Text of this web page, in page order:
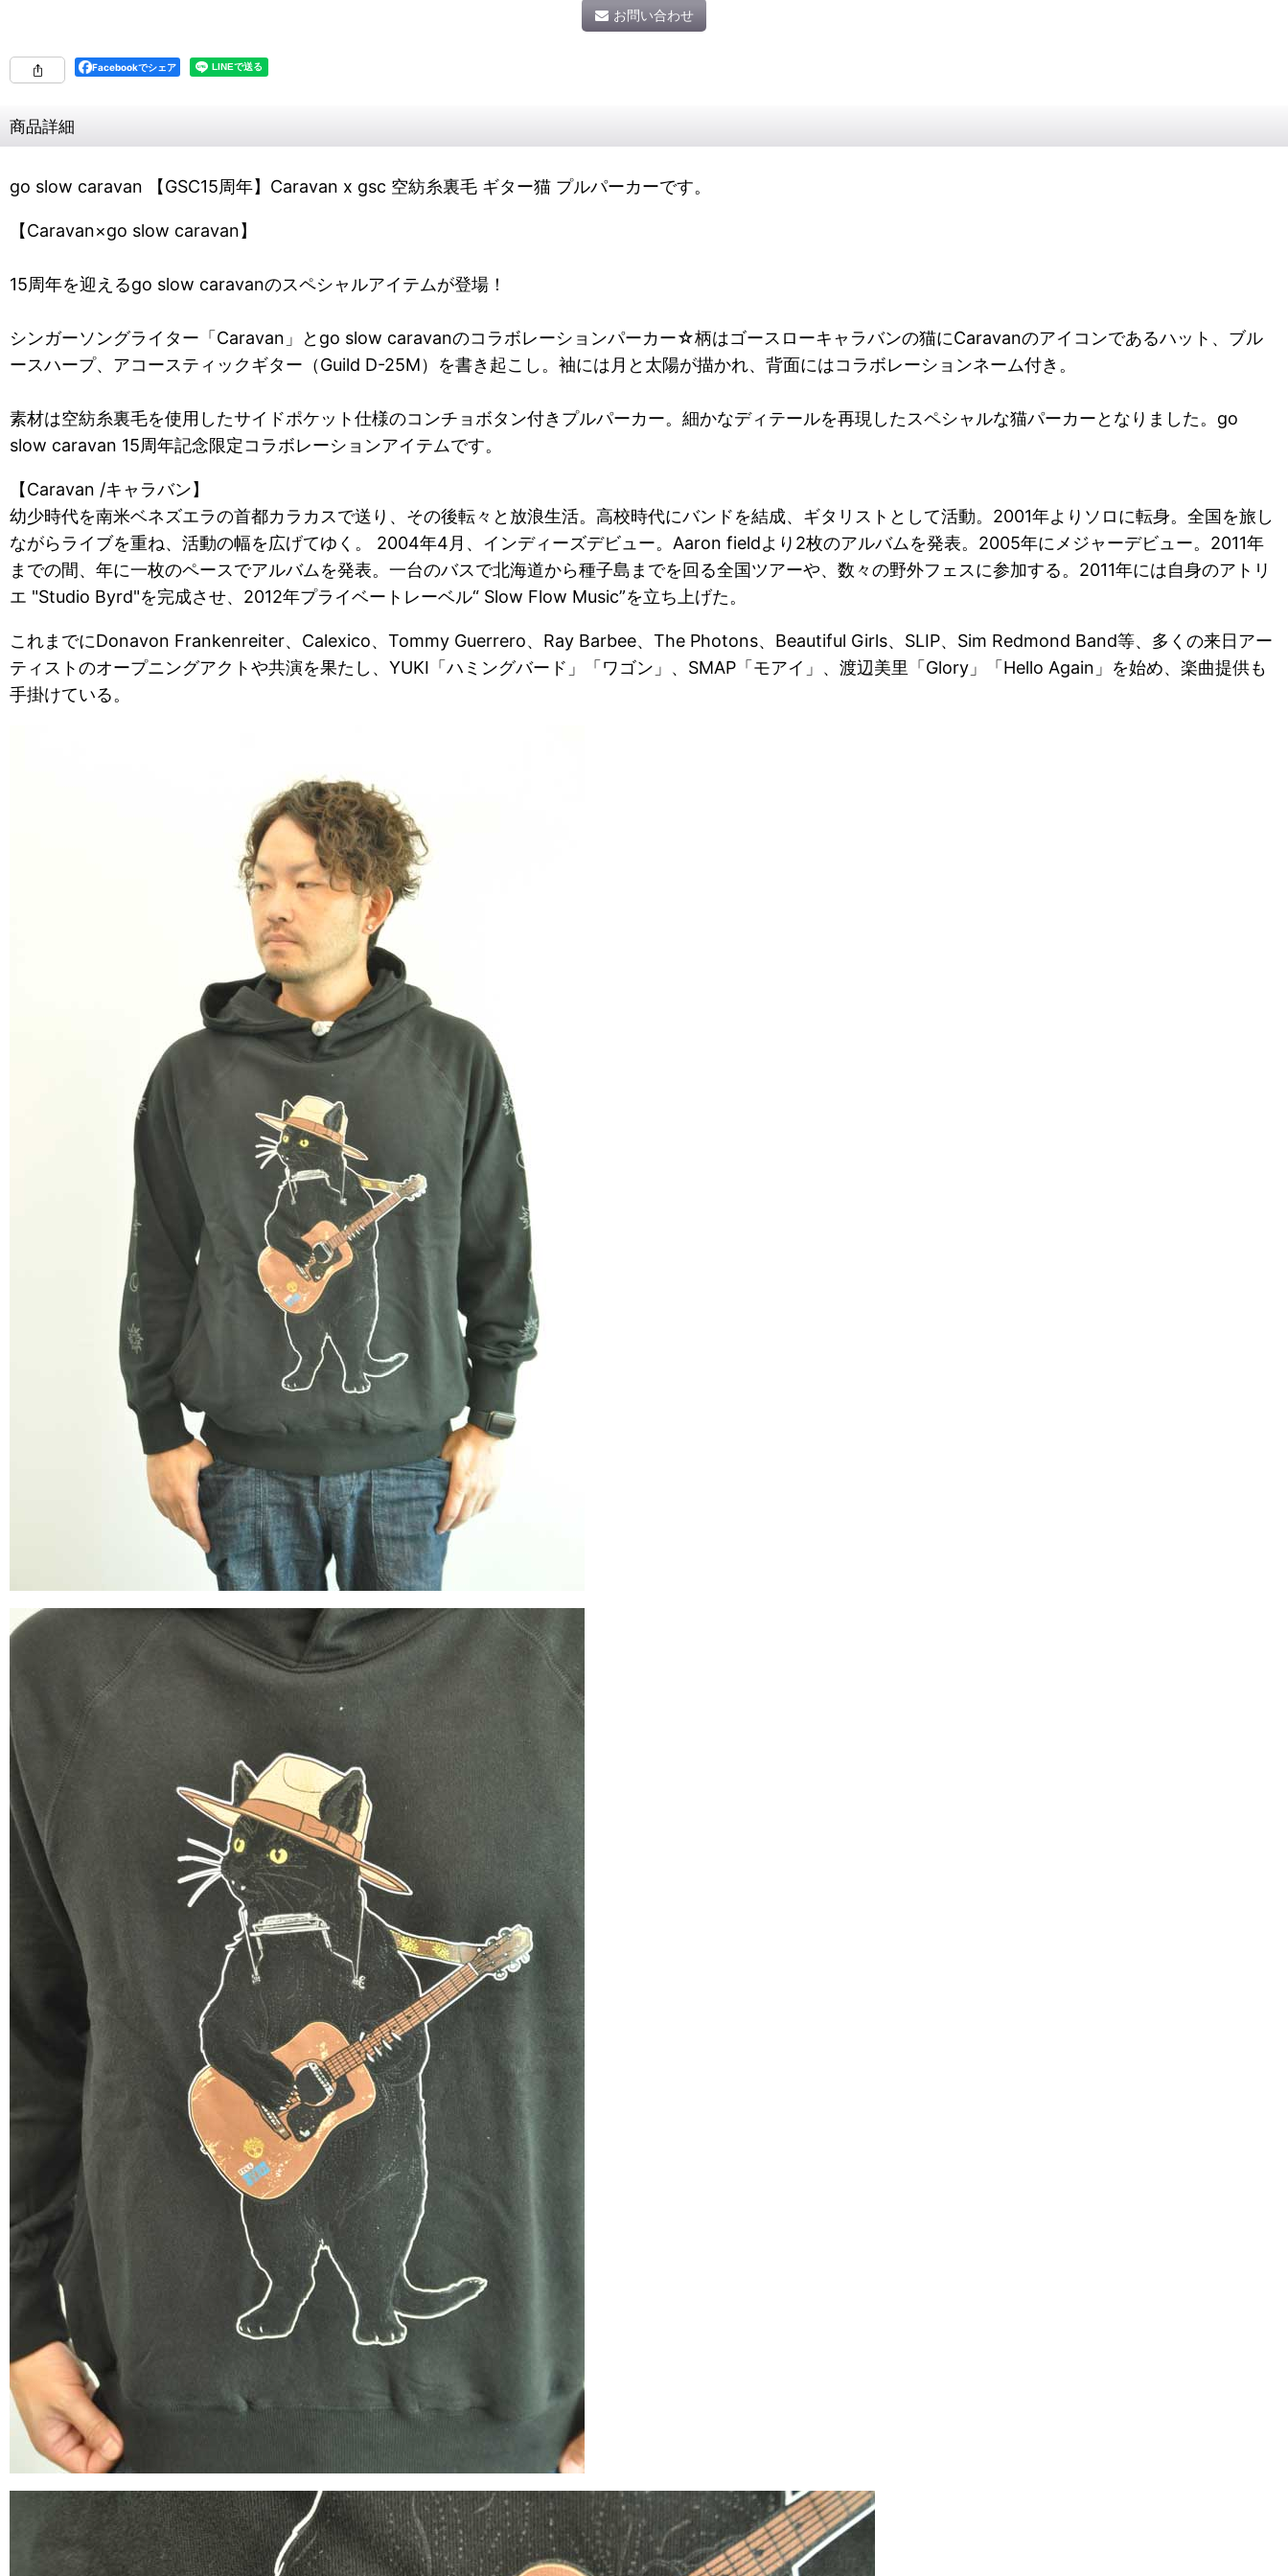
お問い合わせ
Facebookでシェア
商品詳細
go slow caravan 【GSC15周年】Caravan x gsc 空紡糸裏毛 ギター猫 プルパーカーです。
【Caravan×go slow caravan】
15周年を迎えるgo slow caravanのスペシャルアイテムが登場！
シンガーソングライター「Caravan」とgo slow caravanのコラボレーションパーカー☆柄はゴースローキャラバンの猫にCaravanのアイコンであるハット、ブル
ースハープ、アコースティックギター（Guild D-25M）を書き起こし。袖には月と太陽が描かれ、背面にはコラボレーションネーム付き。
素材は空紡糸裏毛を使用したサイドポケット仕様のコンチョボタン付きプルパーカー。細かなディテールを再現したスペシャルな猫パーカーとなりました。go
slow caravan 15周年記念限定コラボレーションアイテムです。
【Caravan /キャラバン】
幼少時代を南米ベネズエラの首都カラカスで送り、その後転々と放浪生活。高校時代にバンドを結成、ギタリストとして活動。2001年よりソロに転身。全国を旅し
ながらライブを重ね、活動の幅を広げてゆく。 2004年4月、インディーズデビュー。Aaron fieldより2枚のアルバムを発表。2005年にメジャーデビュー。2011年
までの間、年に一枚のペースでアルバムを発表。一台のバスで北海道から種子島までを回る全国ツアーや、数々の野外フェスに参加する。2011年には自身のアトリ
エ "Studio Byrd"を完成させ、2012年プライベートレーベル“ Slow Flow Music”を立ち上げた。
これまでにDonavon Frankenreiter、Calexico、Tommy Guerrero、Ray Barbee、The Photons、Beautiful Girls、SLIP、Sim Redmond Band等、多くの来日アー
ティストのオープニングアクトや共演を果たし、YUKI「ハミングバード」「ワゴン」、SMAP「モアイ」、渡辺美里「Glory」「Hello Again」を始め、楽曲提供も
手掛けている。